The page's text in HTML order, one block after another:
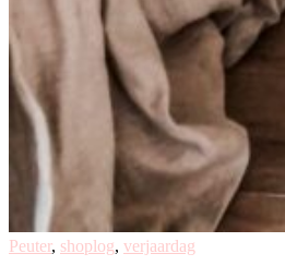
Peuter, shoplog, verjaardag